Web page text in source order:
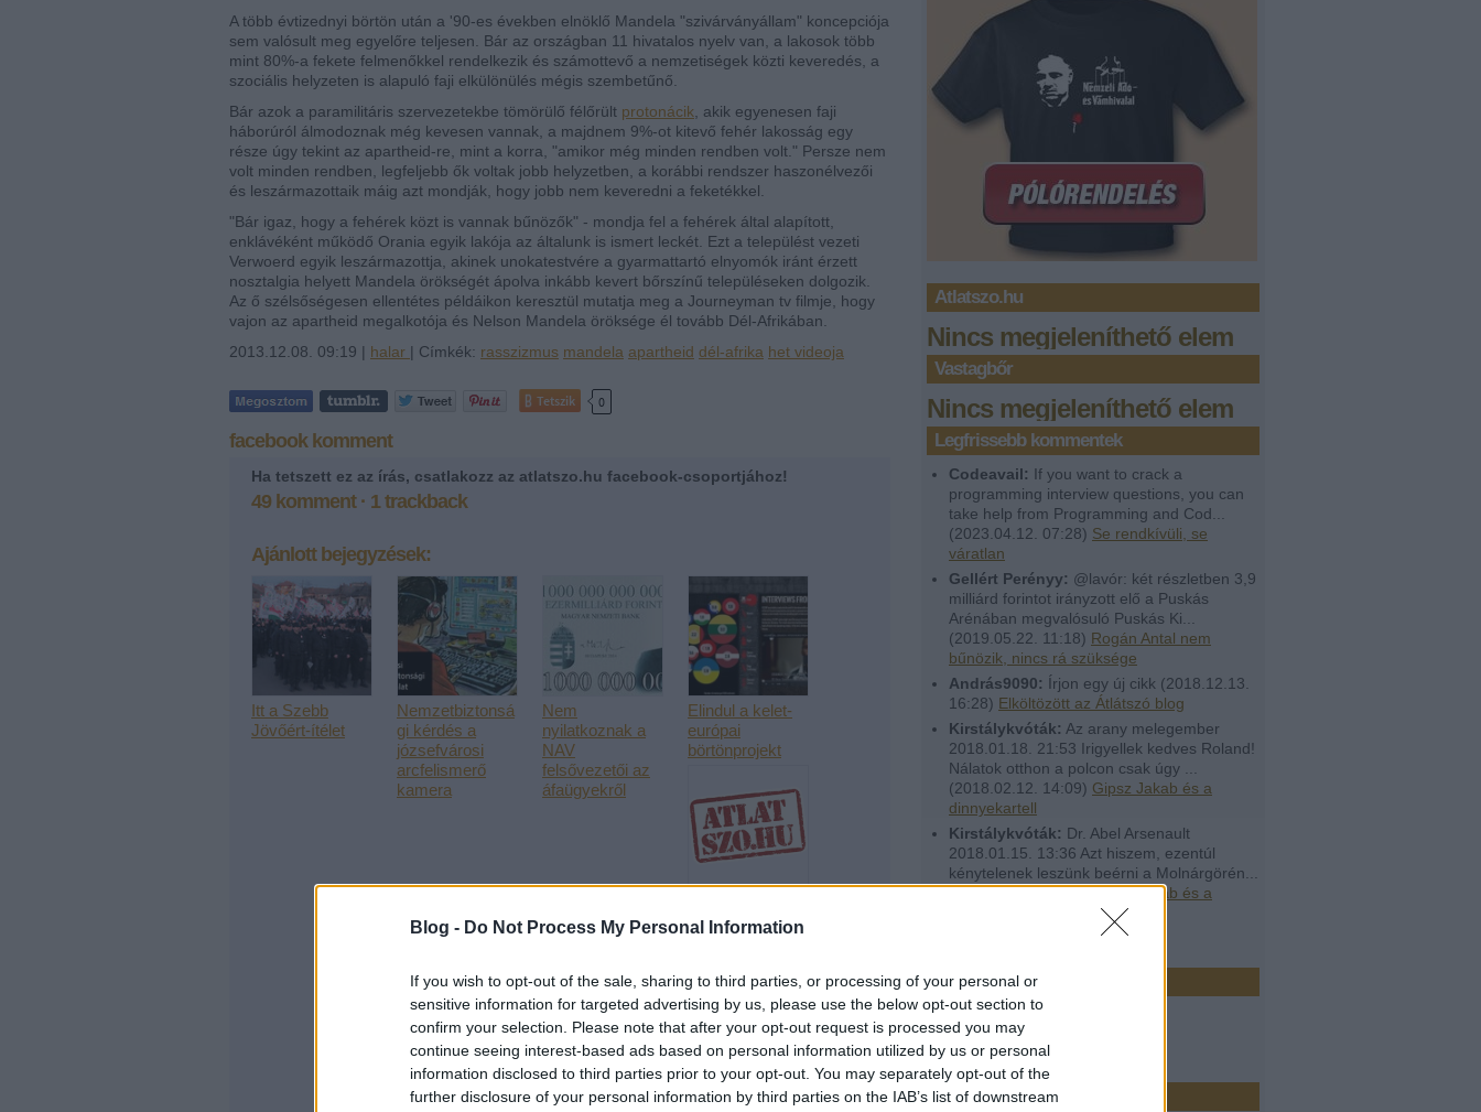
Blog - Do Not Process My Personal Information
If you wish to opt-out of the sale, sharing to third parties, or processing of your personal or
sensitive information for targeted advertising by us, please use the below opt-out section to
confirm your selection. Please note that after your opt-out request is processed you may
continue seeing interest-based ads based on personal information utilized by us or personal
information disclosed to third parties prior to your opt-out. You may separately opt-out of the
further disclosure of your personal information by third parties on the IAB’s list of downstream
Atlatszo.hu
Nincs megjeleníthető elem
Vastagbőr
Nincs megjeleníthető elem
Legfrissebb kommentek
Codeavail: If you want to crack a
programming interview questions, you can
take help from Programming and Cod...
(2023.04.12. 07:28) Se rendkívüli, se
váratlan
Gellért Perényy: @lavór: két részletben 3,9
milliárd forintot irányzott elő a Puskás
Arénában megvalósuló Puskás Ki...
(2019.05.22. 11:18) Rogán Antal nem
bűnözik, nincs rá szüksége
András9090: Írjon egy új cikk (2018.12.13.
16:28) Elköltözött az Átlátszó blog
Kirstálykvóták: Az arany melegember
2018.01.18. 21:53 Irigyellek kedves Roland!
Nálatok otthon a polcon csak úgy ...
(2018.02.12. 14:09) Gipsz Jakab és a
dinnyekartell
Kirstálykvóták: Dr. Abel Arsenault
2018.01.15. 13:36 Azt hiszem, ezentúl
kénytelenek leszünk beérni a Molnárgörén...
(2018.02.12. 14:08) Gipsz Jakab és a
Ténytár
Feedek
A több évtizednyi börtön után a '90-es években elnöklő Mandela "szivárványállam" koncepciója
sem valósult meg egyelőre teljesen. Bár az országban 11 hivatalos nyelv van, a lakosok több
mint 80%-a fekete felmenőkkel rendelkezik és számottevő a nemzetiségek közti keveredés, a
szociális helyzeten is alapuló faji elkülönülés mégis szembetűnő.
Bár azok a paramilitáris szervezetekbe tömörülő félőrült protonácik , akik egyenesen faji
háborúról álmodoznak még kevesen vannak, a majdnem 9%-ot kitevő fehér lakosság egy
része úgy tekint az apartheid-re, mint a korra, "amikor még minden rendben volt." Persze nem
volt minden rendben, legfeljebb ők voltak jobb helyzetben, a korábbi rendszer haszonélvezői
és leszármazottaik máig azt mondják, hogy jobb nem keveredni a feketékkel.
"Bár igaz, hogy a fehérek közt is vannak bűnözők" - mondja fel a fehérek által alapított,
enklávéként működő Orania egyik lakója az általunk is ismert leckét. Ezt a települést vezeti
Verwoerd egyik leszármazottja, akinek unokatestvére a gyarmattartó elnyomók iránt érzett
nosztalgia helyett Mandela örökségét ápolva inkább kevert bőrszínű településeken dolgozik.
Az ő szélsőségesen ellentétes példáikon keresztül mutatja meg a Journeyman tv filmje, hogy
vajon az apartheid megalkotója és Nelson Mandela öröksége él tovább Dél-Afrikában.
2013.12.08. 09:19 | halar | Címkék: rasszizmus mandela apartheid dél-afrika het videoja
Tetszik 0
facebook komment
Ha tetszett ez az írás, csatlakozz az atlatszo.hu facebook-csoportjához!
49 komment· 1trackback
Ajánlott bejegyzések:
Itt a Szebb
Jövőért-ítélet
Nemzetbiztonsá
gi kérdés a
józsefvárosi
arcfelismerő
kamera
Nem
nyilatkoznak a
NAV
felsővezetői az
áfaügyekről
Elindul a kelet-
európai
börtönprojekt
Így lehet
átszökni a